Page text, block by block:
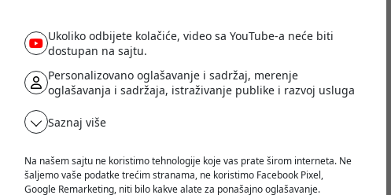
Ukoliko odbijete kolačiće, video sa YouTube-a neće biti
dostupan na sajtu.
Personalizovano oglašavanje i sadržaj, merenje
oglašavanja i sadržaja, istraživanje publike i razvoj usluga
Saznaj više
Na našem sajtu ne koristimo tehnologije koje vas prate širom interneta. Ne
šaljemo vaše podatke trećim stranama, ne koristimo Facebook Pixel,
Google Remarketing, niti bilo kakve alate za ponašajno oglašavanje.
HP 1200i